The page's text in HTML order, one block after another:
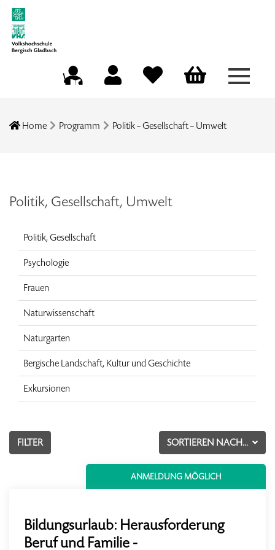
Menü
Home Programm Politik – Gesellschaft – Umwelt
Politik, Gesellschaft, Umwelt
Politik, Gesellschaft
Psychologie
Frauen
Naturwissenschaft
Naturgarten
Bergische Landschaft, Kultur und Geschichte
Exkursionen
SORTIEREN NACH...
FILTER
ANMELDUNG MÖGLICH
Bildungsurlaub: Herausforderung
Beruf und Familie -